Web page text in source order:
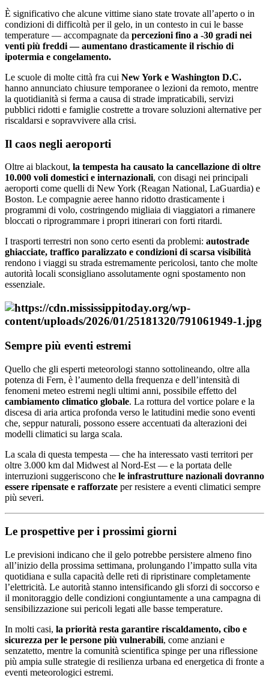
È significativo che alcune vittime siano state trovate all’aperto o in
condizioni di difficoltà per il gelo, in un contesto in cui le basse
temperature — accompagnate da percezioni fino a -30 gradi nei
venti più freddi — aumentano drasticamente il rischio di
ipotermia e congelamento.
Le scuole di molte città fra cui New York e Washington D.C.
hanno annunciato chiusure temporanee o lezioni da remoto, mentre
la quotidianità si ferma a causa di strade impraticabili, servizi
pubblici ridotti e famiglie costrette a trovare soluzioni alternative per
riscaldarsi e sopravvivere alla crisi.
Il caos negli aeroporti
Oltre ai blackout, la tempesta ha causato la cancellazione di oltre
10.000 voli domestici e internazionali, con disagi nei principali
aeroporti come quelli di New York (Reagan National, LaGuardia) e
Boston. Le compagnie aeree hanno ridotto drasticamente i
programmi di volo, costringendo migliaia di viaggiatori a rimanere
bloccati o riprogrammare i propri itinerari con forti ritardi.
I trasporti terrestri non sono certo esenti da problemi: autostrade
ghiacciate, traffico paralizzato e condizioni di scarsa visibilità
rendono i viaggi su strada estremamente pericolosi, tanto che molte
autorità locali sconsigliano assolutamente ogni spostamento non
essenziale.
Sempre più eventi estremi
Quello che gli esperti meteorologi stanno sottolineando, oltre alla
potenza di Fern, è l’aumento della frequenza e dell’intensità di
fenomeni meteo estremi negli ultimi anni, possibile effetto del
cambiamento climatico globale. La rottura del vortice polare e la
discesa di aria artica profonda verso le latitudini medie sono eventi
che, seppur naturali, possono essere accentuati da alterazioni dei
modelli climatici su larga scala.
La scala di questa tempesta — che ha interessato vasti territori per
oltre 3.000 km dal Midwest al Nord-Est — e la portata delle
interruzioni suggeriscono che le infrastrutture nazionali dovranno
essere ripensate e rafforzate per resistere a eventi climatici sempre
più severi.
Le prospettive per i prossimi giorni
Le previsioni indicano che il gelo potrebbe persistere almeno fino
all’inizio della prossima settimana, prolungando l’impatto sulla vita
quotidiana e sulla capacità delle reti di ripristinare completamente
l’elettricità. Le autorità stanno intensificando gli sforzi di soccorso e
il monitoraggio delle condizioni congiuntamente a una campagna di
sensibilizzazione sui pericoli legati alle basse temperature.
In molti casi, la priorità resta garantire riscaldamento, cibo e
sicurezza per le persone più vulnerabili, come anziani e
senzatetto, mentre la comunità scientifica spinge per una riflessione
più ampia sulle strategie di resilienza urbana ed energetica di fronte a
eventi meteorologici estremi.